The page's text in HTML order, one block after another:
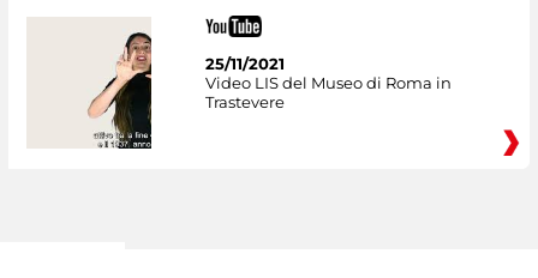
25/11/2021
Video LIS del Museo di Roma in
Trastevere